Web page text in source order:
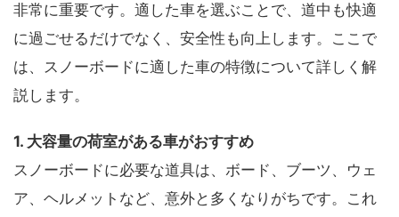
非常に重要です。適した車を選ぶことで、道中も快適
に過ごせるだけでなく、安全性も向上します。ここで
は、スノーボードに適した車の特徴について詳しく解
説します。
1. 大容量の荷室がある車がおすすめ
スノーボードに必要な道具は、ボード、ブーツ、ウェ
ア、ヘルメットなど、意外と多くなりがちです。これ